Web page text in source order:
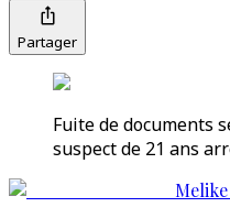
Partager
Fuite de documents
suspect de 21 ans